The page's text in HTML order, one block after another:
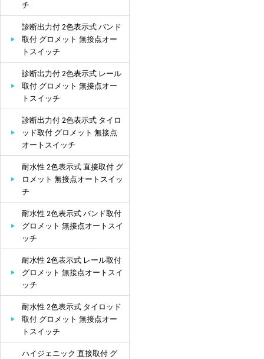
チ
診断出力付 2色表示式 バンド
取付 グロメット 無接点オー
トスイッチ
診断出力付 2色表示式 レール
取付 グロメット 無接点オー
トスイッチ
診断出力付 2色表示式 タイロ
ッド取付 グロメット 無接点
オートスイッチ
耐水性 2色表示式 直接取付 グ
ロメット 無接点オートスイッ
チ
耐水性 2色表示式 バンド取付
グロメット 無接点オートスイ
ッチ
耐水性 2色表示式 レール取付
グロメット 無接点オートスイ
ッチ
耐水性 2色表示式 タイロッド
取付 グロメット 無接点オー
トスイッチ
ハイジェニック 直接取付 グ